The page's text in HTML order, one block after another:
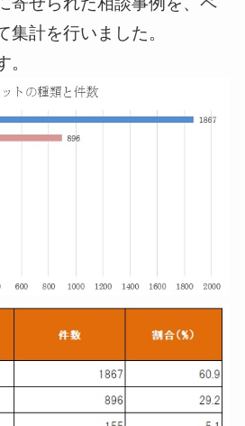
集計を行いました。